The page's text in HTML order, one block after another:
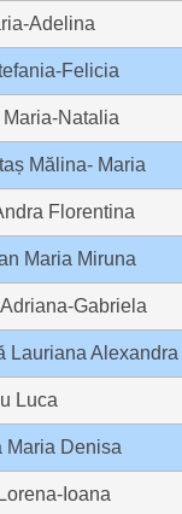
Adelina
Felicia
Maria-Natalia
Mălina- Maria
Florentina
Maria Miruna
Gabriela
Lauriana Alexandra
Luca
Maria Denisa
Ioana